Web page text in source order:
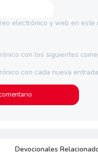
electrónico y web en
con los siguientes
con cada nueva
Devocionales